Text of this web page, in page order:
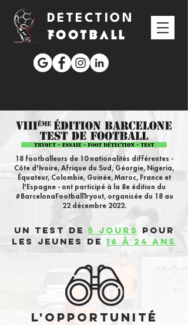
DETECTION
FOOTBALL
18 footballeurs de 10 nationalités différentes -
Côte d'Ivoire, Afrique du Sud, Géorgie, Nigeria,
Équateur, Colombie, Guinée, Maroc, France et
l'Espagne - ont participé à la 8e édition du
#BarcelonaFootballTryout, organisée du 18 au
22 décembre 2022.
Un test de 5 jours
pour
les jeunes de 16 à 24 ans
l'opportunité